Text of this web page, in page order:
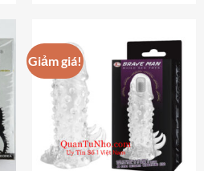
Giảm giá!